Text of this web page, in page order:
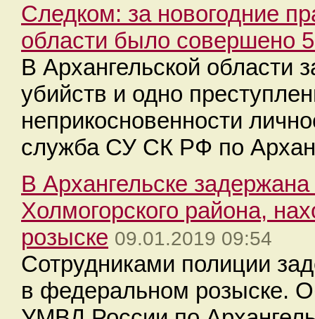
Следком: за новогодние
области было совершено
В Архангельской области
убийств и одно
неприкосновенности
служба СУ СК РФ по
В Архангельске
Холмогорского района,
розыске 09.01.2019 09:54
Сотрудниками полиции
в федеральном розыске.